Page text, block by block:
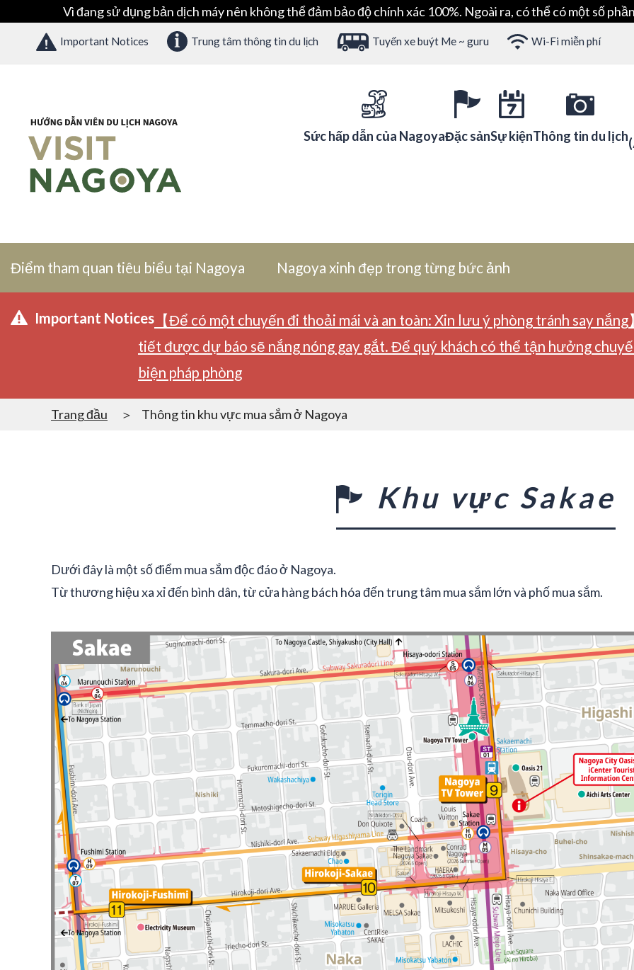
Vì đang sử dụng bản dịch máy nên không thể đảm bảo độ chính xác 100%. Ngoài ra, có thể có một số
Important Notices Trung tâm thông tin du lịch Tuyến xe buýt Me ~ guru Wi-Fi miễn phí
Sức hấp dẫn của NagoyaĐặc sảnSự kiệnThông tin du lịch
Điểm tham quan tiêu biểu tại Nagoya Nagoya xinh đẹp trong từng bức ảnh
Important Notices 【Để có một chuyến đi thoải mái và an toàn: Xin lưu ý phòng tránh say
tiết được dự báo sẽ nắng nóng gay gắt. Để quý khách có thể tận hưởng
biện pháp phòng
Trang đầu Thông tin khu vực mua sắm ở Nagoya
Khu vực Sakae
Dưới đây là một số điểm mua sắm độc đáo ở Nagoya.
Từ thương hiệu xa xỉ đến bình dân, từ cửa hàng bách hóa đến trung tâm mua sắm lớn và phố mua sắm.